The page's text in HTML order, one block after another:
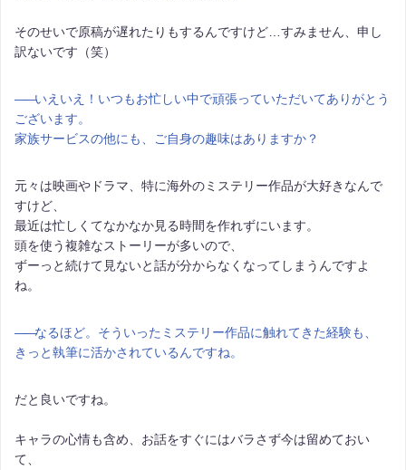
そのせいで原稿が遅れたりもするんですけど…すみません、申し
訳ないです（笑）
――いえいえ！いつもお忙しい中で頑張っていただいてありがとう
ございます。
家族サービスの他にも、ご自身の趣味はありますか？
元々は映画やドラマ、特に海外のミステリー作品が大好きなんで
すけど、
最近は忙しくてなかなか見る時間を作れずにいます。
頭を使う複雑なストーリーが多いので、
ずーっと続けて見ないと話が分からなくなってしまうんですよ
ね。
――なるほど。そういったミステリー作品に触れてきた経験も、
きっと執筆に活かされているんですね。
だと良いですね。
キャラの心情も含め、お話をすぐにはバラさず今は留めておい
て、